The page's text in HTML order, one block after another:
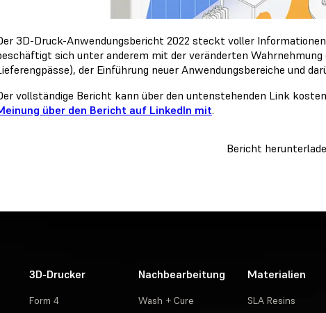
3D-Druck-Anwendungsbericht 2022 steckt voller
sich unter anderem mit der veränderten Wahrnehmung
der Einführung neuer Anwendungsbereiche und
vollständige Bericht kann über den untenstehenden Link
über den Bericht auf LinkedIn mit.
Bericht
3D-Drucker
Form 4
Nachbearbeitung
Wash + Cure
Materialien
SLA Resins